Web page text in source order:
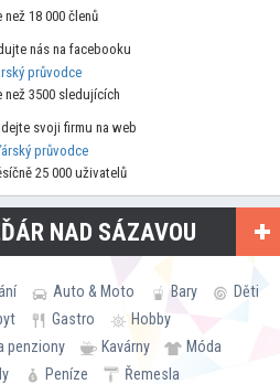
než 18 000 členů
nás na facebooku
průvodce
než 3500 sledujících
svoji firmu na web
průvodce
25 000 uživatelů
NAD SÁZAVOU
Auto & Moto Bary
Děti
Gastro
Hobby
penziony
Kavárny
Móda
Peníze
Řemesla